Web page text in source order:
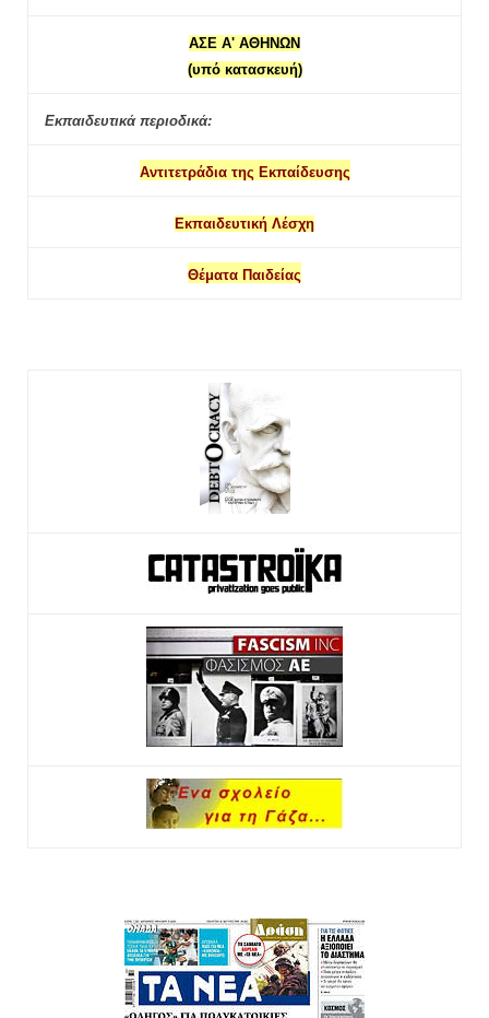
ΑΣΕ Α' ΑΘΗΝΩΝ
(υπό κατασκευή)
Εκπαιδευτικά περιοδικά:
Αντιτετράδια της Εκπαίδευσης
Εκπαιδευτική Λέσχη
Θέματα Παιδείας